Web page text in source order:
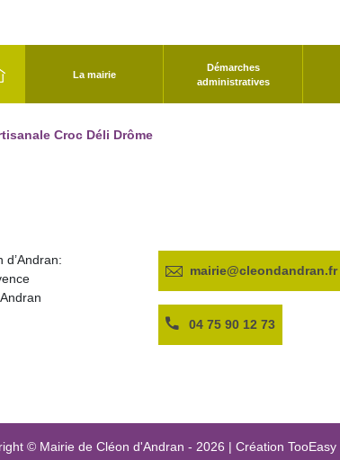
La mairie
Démarches
administratives
Croc Déli Drôme
d’Andran:
mairie@cleondandran.fr
04 75 90 12 73
© Mairie de Cléon d'Andran - 2026 | Création TooEasy